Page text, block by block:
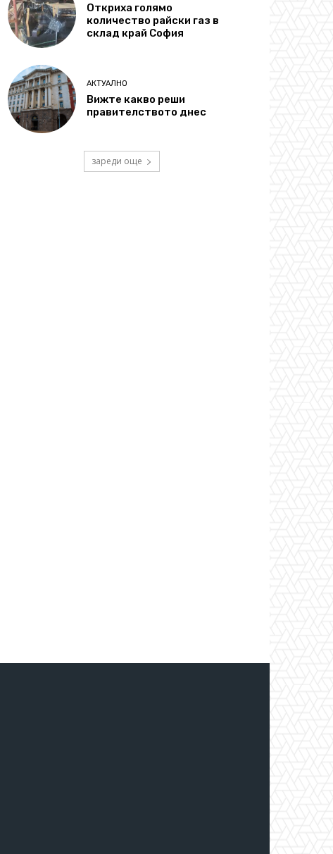
Откриха голямо
количество райски газ в
склад край София
АКТУАЛНО
Вижте какво реши
правителството днес
зареди още